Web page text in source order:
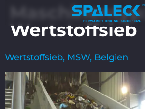
Maschinentyp:
Wertstoffsieb
Wertstoffsieb, MSW, Belgien